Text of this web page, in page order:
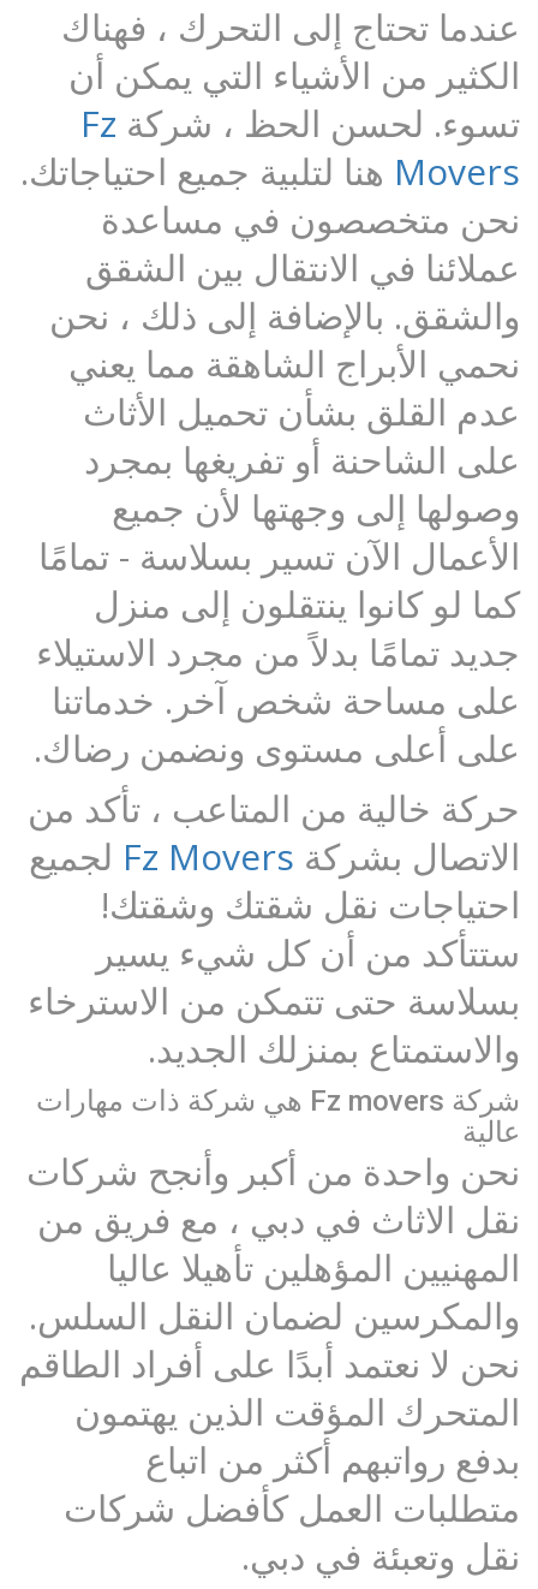
عندما تحتاج إلى التحرك ، فهناك
الكثير من الأشياء التي يمكن أن
تسوء. لحسن الحظ ، شركةFz
Moversهنا لتلبية جميع احتياجاتك.
نحن متخصصون في مساعدة
عملائنا في الانتقال بين الشقق
والشقق. بالإضافة إلى ذلك ، نحن
نحمي الأبراج الشاهقة مما يعني
عدم القلق بشأن تحميل الأثاث
على الشاحنة أو تفريغها بمجرد
وصولها إلى وجهتها لأن جميع
الأعمال الآن تسير بسلاسة - تمامًا
كما لو كانوا ينتقلون إلى منزل
جديد تمامًا بدلاً من مجرد الاستيلاء
على مساحة شخص آخر. خدماتنا
على أعلى مستوى ونضمن رضاك.
حركة خالية من المتاعب ، تأكد من
الاتصال بشركةFz Moversلجميع
احتياجات نقل شقتك وشقتك!
ستتأكد من أن كل شيء يسير
بسلاسة حتى تتمكن من الاسترخاء
والاستمتاع بمنزلك الجديد.
شركة Fz movers هي شركة ذات مهارات
عالية
نحن واحدة من أكبر وأنجح شركات
نقل الاثاث في دبي ، مع فريق من
المهنيين المؤهلين تأهيلا عاليا
والمكرسين لضمان النقل السلس.
نحن لا نعتمد أبدًا على أفراد الطاقم
المتحرك المؤقت الذين يهتمون
بدفع رواتبهم أكثر من اتباع
متطلبات العمل كأفضل شركات
نقل وتعبئة في دبي.